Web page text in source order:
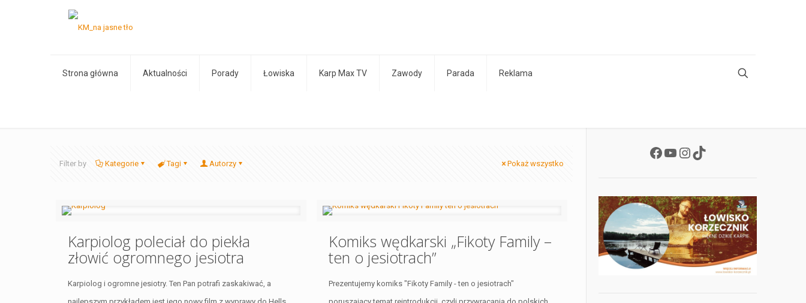
Strona główna Aktualności Porady Łowiska Karp Max TV Zawody Parada Reklama
Filter by Kategorie Tagi Autorzy Pokaż wszystko
Karpiolog poleciał do piekła
złowić ogromnego jesiotra
Karpiolog i ogromne jesiotry. Ten Pan potrafi zaskakiwać, a
Komiks wędkarski „Fikoty Family –
ten o jesiotrach”
Prezentujemy komiks "Fikoty Family - ten o jesiotrach"
Facebook
YouTube
Instagram
TikTok